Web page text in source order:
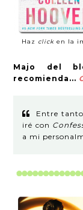
Haz click en la
Majo del
recomienda...
Entre
iré con
a mi